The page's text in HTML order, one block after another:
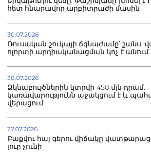
հետ հնարավոր արբիտրաժի մասին
30.07.2026
Ռուսական շուկայի ճգնաժամը՝ շանս.
ոլորտի արդիականացման կոչ է անում
30.07.2026
Ձկնաբույծներին կտրվի 450 մլն դրամ.
կառավարությունն աջակցում է և
վերացում
27.07.2026
Բաքվու հայ գերու վիճակը
լուր չունի